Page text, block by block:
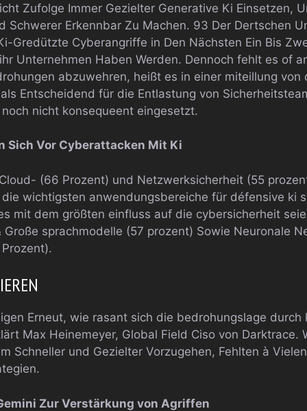
Zufolge Immer Gezielter Generative Ki Einsetzen,
Schwerer Erkennbar Zu Machen. 93 Der Dertschen
Gredützte Cyberangriffe in Den Nächsten Ein Bis
Unternehmen Haben Werden. Dennoch fehlt es of
abzuwehren, heißt es in einer miteillung
Entscheidend für die Entlastung von
nicht konsequeent eingesetzt.
Sich Vor Cyberattacken Mit Ki
(66 Prozent) und Netzwerksicherheit (55
wichtigsten anwendungsbereiche für défensive ki
mit dem größten einfluss auf die cybersicherheit
Große sprachmodelle (57 prozent) Sowie Neuronale
Erneut, wie rasant sich die bedrohungslage
Max Heinemeyer, Global Field Ciso von Darktrace.
Schneller und Gezielter Vorzugehen, Fehlten à
Zur Verstärkung von Agriffen